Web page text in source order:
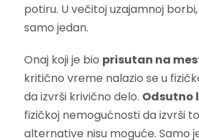
potiru. U večitoj uzajamnoj
samo jedan.
Onaj koji je bio prisutan na
kritično vreme nalazio se u
da izvrši krivično delo. Odsutno
fizičkoj nemogućnosti da izvrši
alternative nisu moguće. Samo